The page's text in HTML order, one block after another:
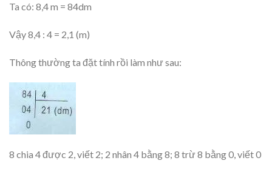
Ta có: 8,4 m = 84dm
Vậy 8,4 : 4 = 2,1 (m)
Thông thường ta đặt tính rồi làm như sau:
8 chia 4 được 2, viết 2; 2 nhân 4 bằng 8; 8 trừ 8 bằng 0, viết 0